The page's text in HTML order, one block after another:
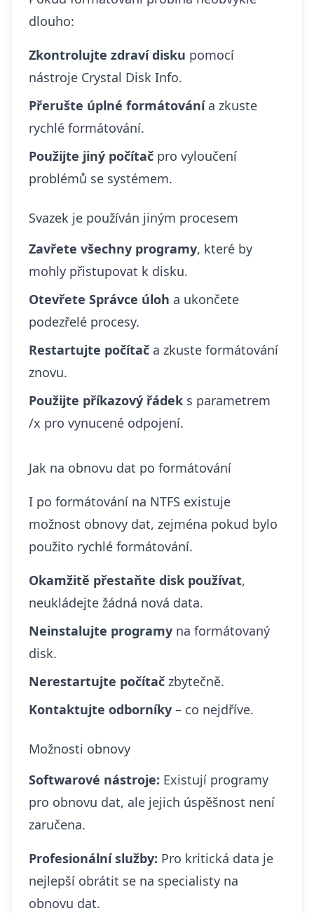
dlouho:
Zkontrolujte zdraví disku pomocí
nástroje Crystal Disk Info.
Přerušte úplné formátovánía zkuste
rychlé formátování.
Použijte jiný počítač pro vyloučení
problémů se systémem.
Svazek je používán jiným procesem
Zavřete všechny programy, které by
mohly přistupovat k disku.
Otevřete Správce úloh a ukončete
podezřelé procesy.
Restartujte počítač a zkuste formátování
znovu.
Použijte příkazový řádek s parametrem
/x pro vynucené odpojení.
Jak na obnovu dat po formátování
I po formátování na NTFS existuje
možnost obnovy dat, zejména pokud bylo
použito rychlé formátování.
Okamžitě přestaňte disk používat,
neukládejte žádná nová data.
Neinstalujte programy na formátovaný
disk.
Nerestartujte počítač zbytečně.
Kontaktujte odborníky – co nejdříve.
Možnosti obnovy
Softwarové nástroje: Existují programy
pro obnovu dat, ale jejich úspěšnost není
zaručena.
Profesionální služby: Pro kritická data je
nejlepší obrátit se na specialisty na
obnovu dat.